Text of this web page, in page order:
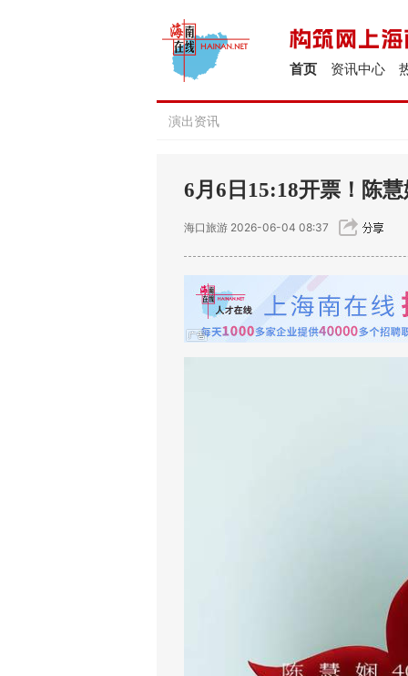
资讯中心
首页
演出资讯
6月6日15:18开票！陈
海口旅游 2026-06-04 08:37